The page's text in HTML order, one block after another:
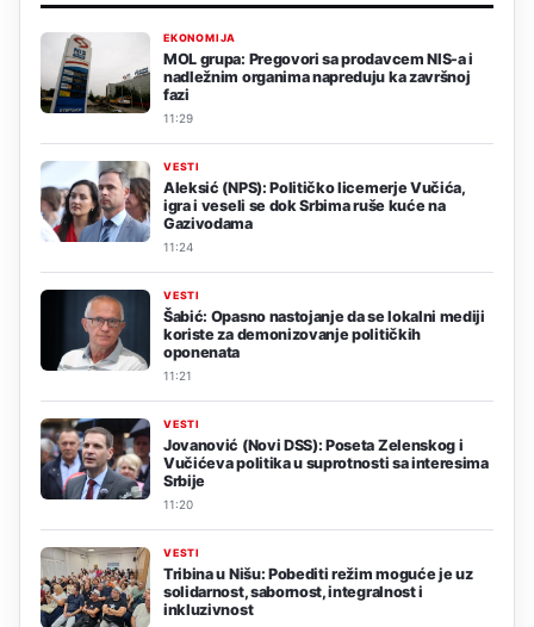
EKONOMIJA
MOL grupa: Pregovori sa prodavcem NIS-a i
nadležnim organima napreduju ka završnoj
fazi
11:29
VESTI
Aleksić (NPS): Političko licemerje Vučića,
igra i veseli se dok Srbima ruše kuće na
Gazivodama
11:24
VESTI
Šabić: Opasno nastojanje da se lokalni mediji
koriste za demonizovanje političkih
oponenata
11:21
VESTI
Jovanović (Novi DSS): Poseta Zelenskog i
Vučićeva politika u suprotnosti sa interesima
Srbije
11:20
VESTI
Tribina u Nišu: Pobediti režim moguće je uz
solidarnost, sabornost, integralnost i
inkluzivnost